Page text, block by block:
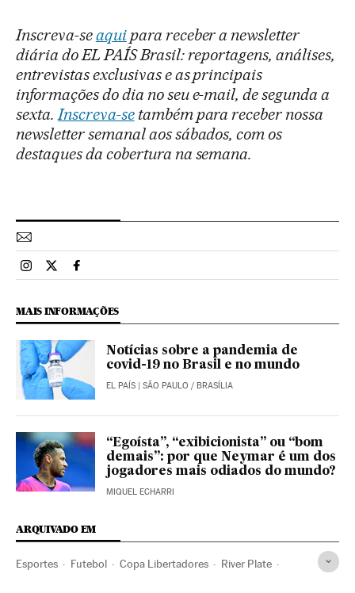
Inscreva-seaquipara receber a newsletter
diária do EL PAÍS Brasil: reportagens, análises,
entrevistas exclusivas e as principais
informações do dia no seu e-mail, de segunda a
sexta. Inscreva-setambém para receber nossa
newsletter semanal aos sábados, com os
destaques da cobertura na semana.
Esportes El País Brasil en Instagram
Esportes El País Brasil en Twitter
Esportes El País Brasil en Facebook
MAIS INFORMAÇÕES
Notícias sobre a pandemia de
covid-19 no Brasil e no mundo
EL PAÍS | SÃO PAULO / BRASÍLIA
“Egoísta”, “exibicionista” ou “bom
demais”: por que Neymar é um dos
jogadores mais odiados do mundo?
MIQUEL ECHARRI
ARQUIVADO EM
Esportes Futebol Copa Libertadores River Plate